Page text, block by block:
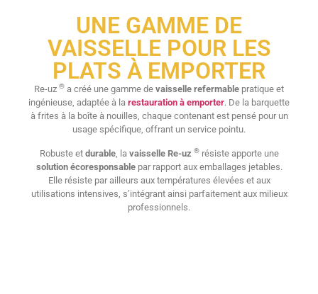
UNE GAMME DE
VAISSELLE POUR LES
PLATS À EMPORTER
Re-uz ® a créé une gamme de vaisselle refermable pratique et
ingénieuse, adaptée à la restauration à emporter. De la barquette
à frites à la boîte à nouilles, chaque contenant est pensé pour un
usage spécifique, offrant un service pointu.
Robuste et durable, la vaisselle Re-uz ® résiste apporte une
solution écoresponsablepar rapport aux emballages jetables.
Elle résiste par ailleurs aux températures élevées et aux
utilisations intensives, s’intégrant ainsi parfaitement aux milieux
professionnels.